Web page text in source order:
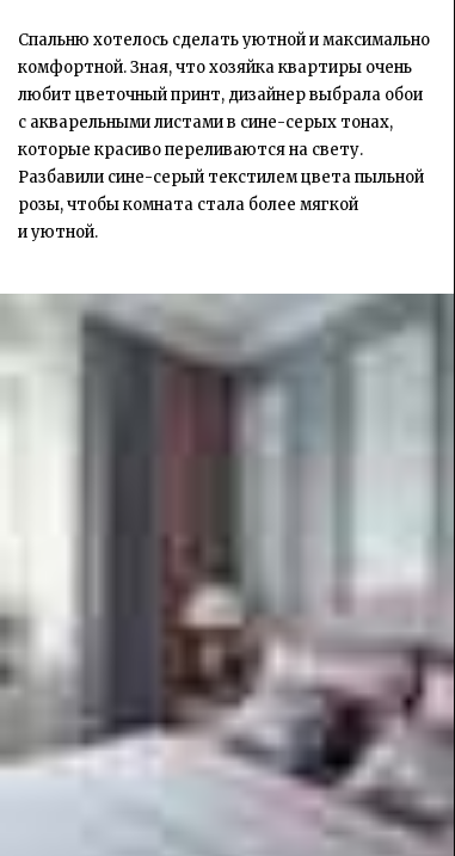
Спальню хотелось сделать уютной и максимально
комфортной. Зная, что хозяйка квартиры очень
любит цветочный принт, дизайнер выбрала обои
с акварельными листами в сине-серых тонах,
которые красиво переливаются на свету.
Разбавили сине-серый текстилем цвета пыльной
розы, чтобы комната стала более мягкой
и уютной.